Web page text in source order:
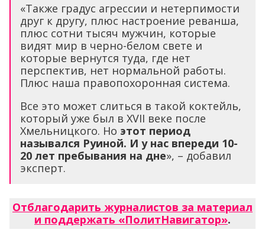
«Также градус агрессии и нетерпимости
друг к другу, плюс настроение реванша,
плюс сотни тысяч мужчин, которые
видят мир в черно-белом свете и
которые вернутся туда, где нет
перспектив, нет нормальной работы.
Плюс наша правопохоронная система.
Все это может слиться в такой коктейль,
который уже был в XVII веке после
Хмельницкого. Но этот период
назывался Руиной. И у нас впереди 10-
20 лет пребывания на дне», – добавил
эксперт.
Отблагодарить журналистов за материал
и поддержать «ПолитНавигатор».